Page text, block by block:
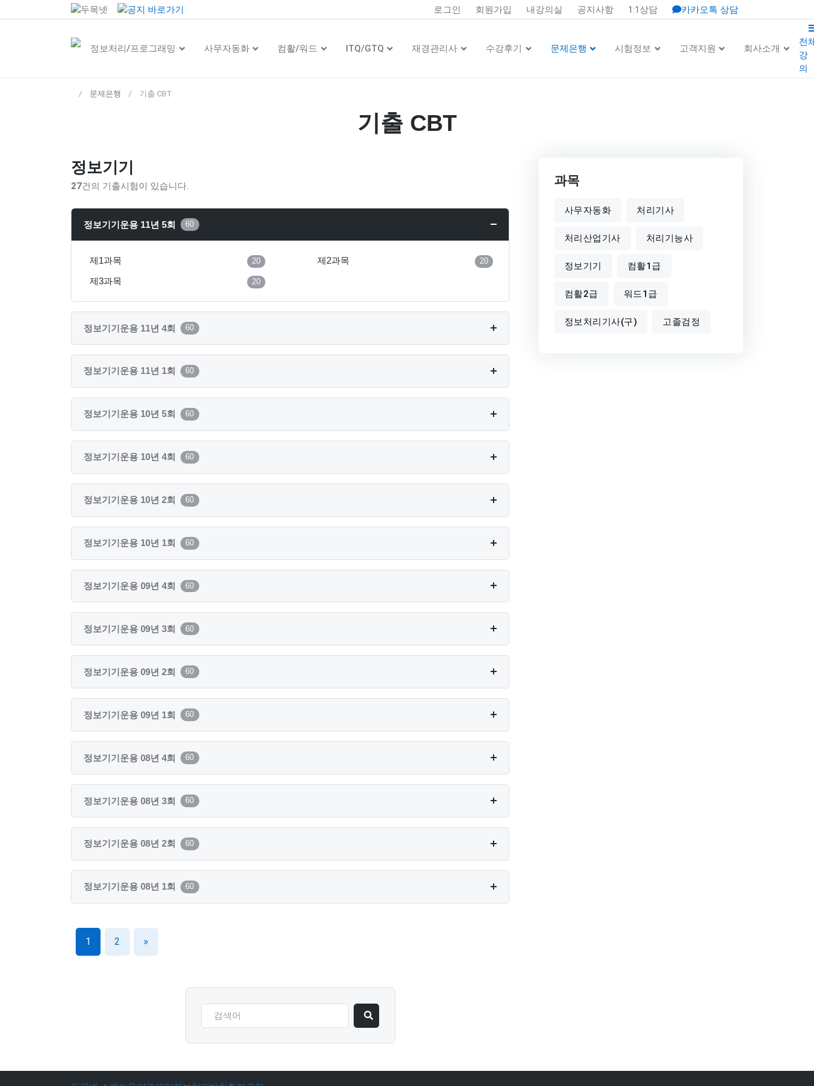
로그인 회원가입 내강의실 공지사항 1:1상담 카카오톡 상담
정보처리/프로그래밍 사무자동화 컴활/워드 ITQ/GTQ 재경관리사 수강후기 문제은행 시험정보 고객지원 회사소개
전
강
의
문제은행 기출 CBT
기출 CBT
정보기기
27건의 기출시험이 있습니다.
정보기기운용 11년 5회 60
제1과목 20 제2과목 20
제3과목 20
정보기기운용 11년 4회 60
정보기기운용 11년 1회 60
정보기기운용 10년 5회 60
정보기기운용 10년 4회 60
정보기기운용 10년 2회 60
정보기기운용 10년 1회 60
정보기기운용 09년 4회 60
정보기기운용 09년 3회 60
정보기기운용 09년 2회 60
정보기기운용 09년 1회 60
정보기기운용 08년 4회 60
정보기기운용 08년 3회 60
정보기기운용 08년 2회 60
정보기기운용 08년 1회 60
1 2 »
과목
사무자동화 처리기사
처리산업기사 처리기능사
정보기기 컴활1급
컴활2급 워드1급
정보처리기사(구) 고졸검정